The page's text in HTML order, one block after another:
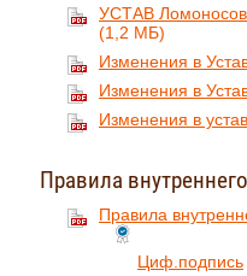
УСТАВ
(1,2 МБ)
Изменения в
Изменения в
Изменения в
Правила
Правила
Циф.подпись